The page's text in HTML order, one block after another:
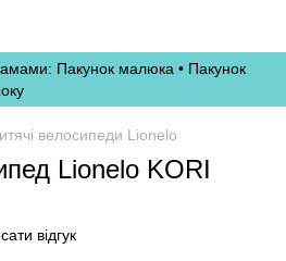
Пакунок малюка • Пакунок
велосипеди Lionelo
Lionelo KORI
відгук